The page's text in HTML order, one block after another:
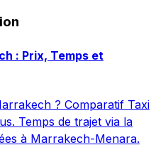
: Prix, Temps et
? Comparatif Taxi
Temps de trajet via la
à Marrakech-Menara.